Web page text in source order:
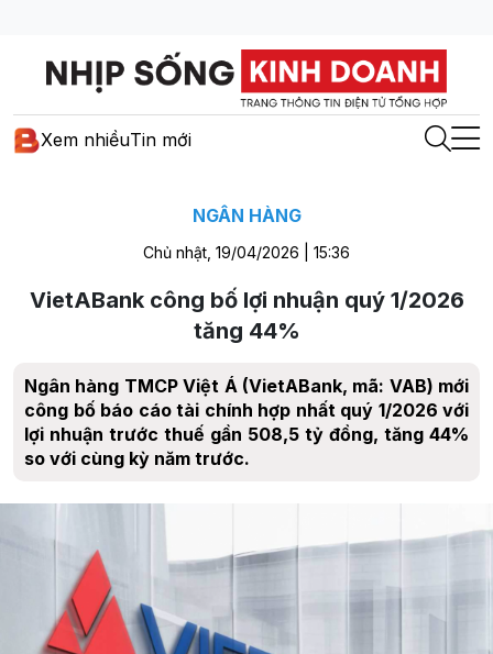
Xem nhiềuTin mới
NGÂN HÀNG
Chủ nhật, 19/04/2026 | 15:36
VietABank công bố lợi nhuận quý 1/2026
tăng 44%
Ngân hàng TMCP Việt Á (VietABank, mã: VAB) mới
công bố báo cáo tài chính hợp nhất quý 1/2026 với
lợi nhuận trước thuế gần 508,5 tỷ đồng, tăng 44%
so với cùng kỳ năm trước.